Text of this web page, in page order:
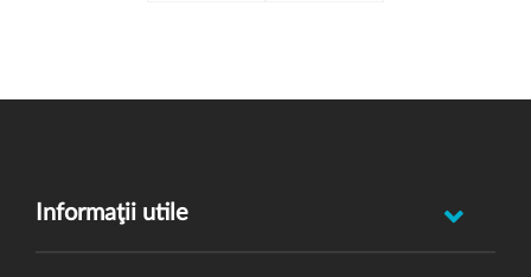
Informaţii utile